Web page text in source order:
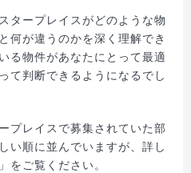
タープレイスがどのような物
何が違うのかを深く理解でき
る物件があなたにとって最適
て判断できるようになるでし
プレイスで募集されていた部
い順に並んでいますが、詳し
をご覧ください。